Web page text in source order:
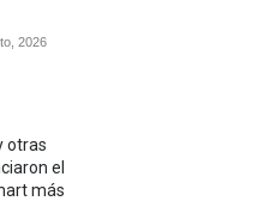
2026
otras
el
más